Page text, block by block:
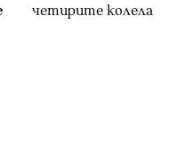
четирите колела